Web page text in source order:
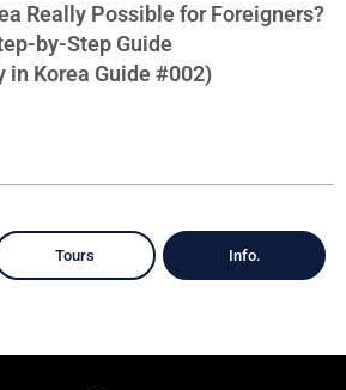
Really Possible for Foreigners?
by-Step Guide
in Korea Guide #002)
Tours Info.